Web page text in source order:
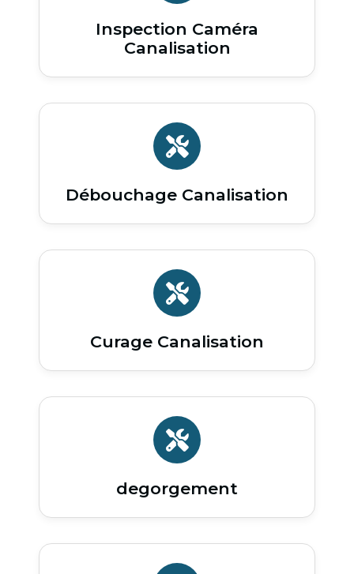
Inspection Caméra
Canalisation
Débouchage Canalisation
Curage Canalisation
degorgement